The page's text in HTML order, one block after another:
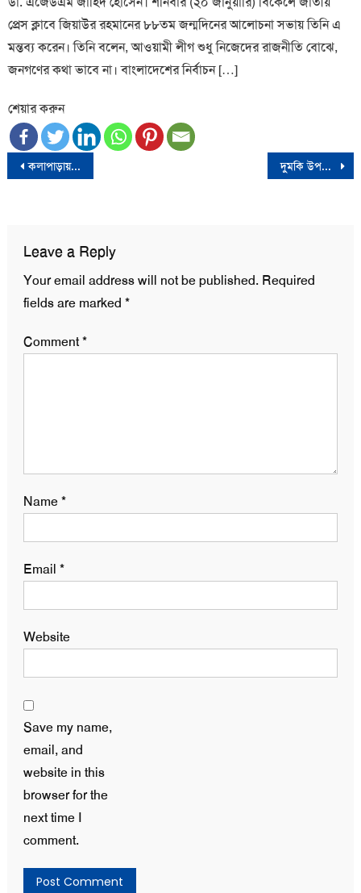
প্রেস ক্লাবে জিয়াউর রহমানের ৮৮তম জন্মদিনের আলোচনা সভায় তিনি এ
মন্তব্য করেন। তিনি বলেন, আওয়ামী লীগ শুধু নিজেদের রাজনীতি বোঝে,
জনগণের কথা ভাবে না। বাংলাদেশের নির্বাচন […]
শেয়ার করুন
Post
কলাপাড়ায় ব্যাটারি চালিত অটোরিকশা উল্টে চালক নিহত দুমকি উপজেলা আওয়ামী লীগের সভাপতি আবুল কালাম আজাদ গ্রেফতার
Leave a Reply
Your email address will not be published. Required
fields are marked *
Comment*
Name*
Email *
Website
Save my name,
email, and
website in this
browser for the
next time I
comment.